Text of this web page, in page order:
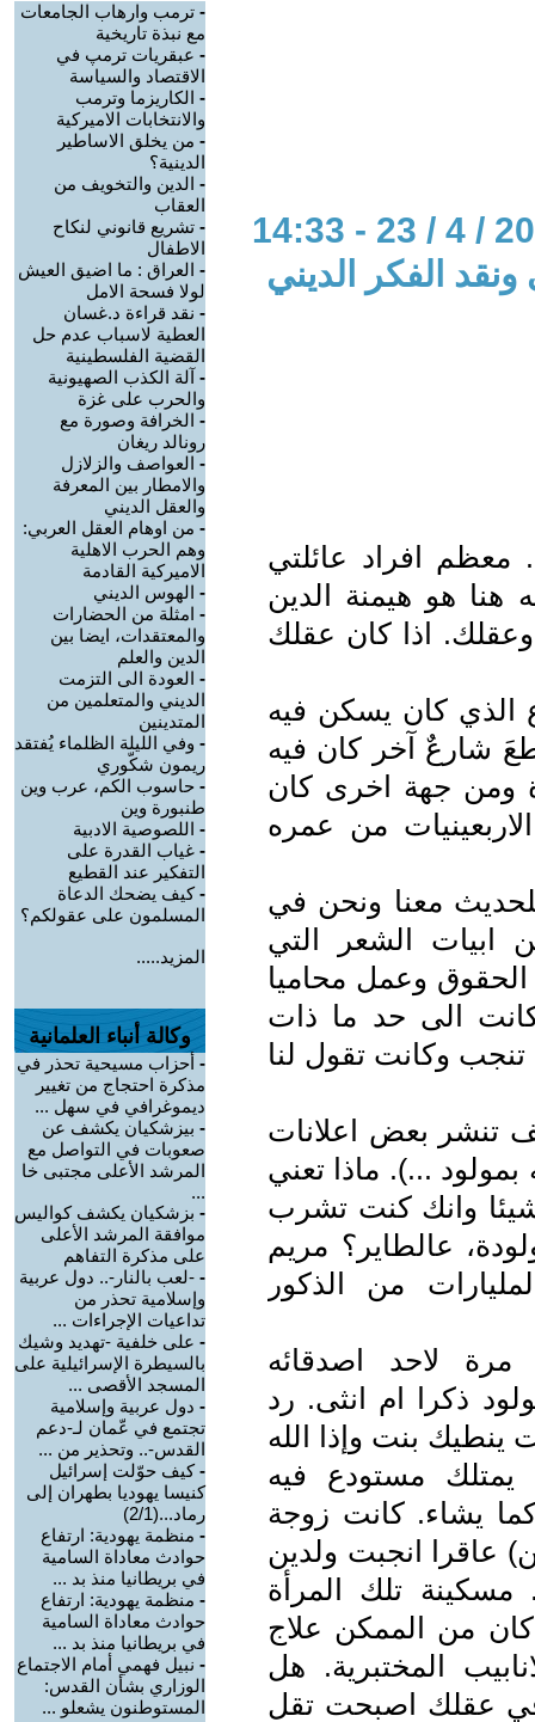
الفكر الديني
افراد عائلتي
هنا هو هيمنة الدين
اذا كان عقلك
الذي كان يسكن فيه
شارعٌ آخر كان فيه
ومن جهة اخرى كان
من عمره
معنا ونحن في
ابيات الشعر التي
وعمل محاميا
الى حد ما ذات
وكانت تقول لنا
تنشر بعض اعلانات
بمولود ...). ماذا تعني
وانك كنت تشرب
عالطاير؟ مريم
من الذكور
لاحد اصدقائه
ذكرا ام انثى. رد
ينطيك بنت وإذا الله
يمتلك مستودع فيه
كما يشاء. كانت زوجة
عاقرا انجبت ولدين
مسكينة تلك المرأة
من الممكن علاج
المختبرية. هل
في عقلك اصبحت تقل
- ترمب وارهاب الجامعات
مع نبذة تاريخية
- عبقريات ترمپ في
الاقتصاد والسياسة
- الكاريزما وترمب
والانتخابات الاميركية
- من يخلق الاساطير
الدينية؟
- الدين والتخويف من
العقاب
- تشريع قانوني لنكاح
الاطفال
- العراق : ما اضيق العيش
لولا فسحة الامل
- نقد قراءة د.غسان
العطية لاسباب عدم حل
القضية الفلسطينية
- آلة الكذب الصهيونية
والحرب على غزة
- الخرافة وصورة مع
رونالد ريغان
- العواصف والزلازل
والامطار بين المعرفة
والعقل الديني
- من اوهام العقل العربي:
وهم الحرب الاهلية
الاميركية القادمة
- الهوس الديني
- امثلة من الحضارات
والمعتقدات، ايضا بين
الدين والعلم
- العودة الى التزمت
الديني والمتعلمين من
المتدينين
- وفي الليلة الظلماء يُفتقد
ريمون شكّوري
- حاسوب الكم، عرب وين
طنبورة وين
- اللصوصية الادبية
- غياب القدرة على
التفكير عند القطيع
-كيف يضحك الدعاة
المسلمون على عقولكم؟
المزيد.....
وكالة أنباء العلمانية
- أحزاب مسيحية تحذر في
مذكرة احتجاج من تغيير
ديموغرافي في سهل ...
- بيزشكيان يكشف عن
صعوبات في التواصل مع
المرشد الأعلى مجتبى خا
...
- بزشكيان يكشف كواليس
موافقة المرشد الأعلى
على مذكرة التفاهم
- -لعب بالنار-.. دول عربية
وإسلامية تحذر من
تداعيات الإجراءات ...
- على خلفية -تهديد وشيك
بالسيطرة الإسرائيلية على
المسجد الأقصى ...
- دول عربية وإسلامية
تجتمع في عّمان لـ-دعم
القدس-.. وتحذير من ...
-كيف حوّلت إسرائيل
كنيسا يهوديا بطهران إلى
رماد...(2/1)
- منظمة يهودية: ارتفاع
حوادث معاداة السامية
في بريطانيا منذ بد ...
- منظمة يهودية: ارتفاع
حوادث معاداة السامية
في بريطانيا منذ بد ...
- نبيل فهمي أمام الاجتماع
الوزاري بشأن القدس:
المستوطنون يشعلو ...